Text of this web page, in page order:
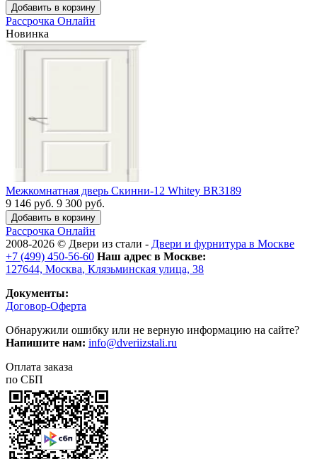
Рассрочка Онлайн
Новинка
Межкомнатная дверь Скинни-12 Whitey BR3189
9 146 руб. 9 300 руб.
Рассрочка Онлайн
2008-2026 © Двери из стали - Двери и фурнитура в Москве
+7 (499) 450-56-60 Наш адрес в Москве:
127644, Москва, Клязьминская улица, 38
Документы:
Договор-Оферта
Обнаружили ошибку или не верную информацию на сайте?
Напишите нам: info@dveriizstali.ru
Оплата заказа
по СБП